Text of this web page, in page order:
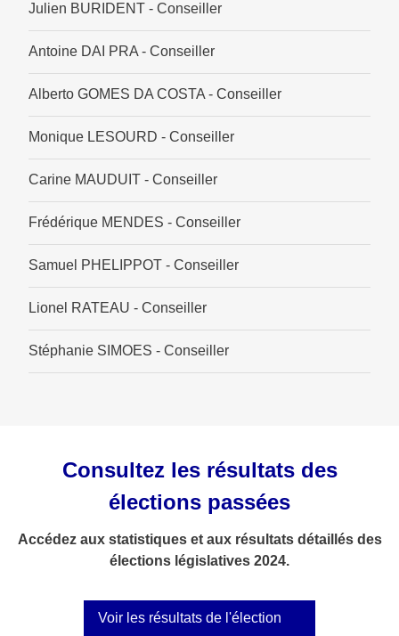
Julien BURIDENT - Conseiller
Antoine DAI PRA - Conseiller
Alberto GOMES DA COSTA - Conseiller
Monique LESOURD - Conseiller
Carine MAUDUIT - Conseiller
Frédérique MENDES - Conseiller
Samuel PHELIPPOT - Conseiller
Lionel RATEAU - Conseiller
Stéphanie SIMOES - Conseiller
Consultez les résultats des
élections passées
Accédez aux statistiques et aux résultats détaillés des
élections législatives 2024.
Voir les résultats de l'élection